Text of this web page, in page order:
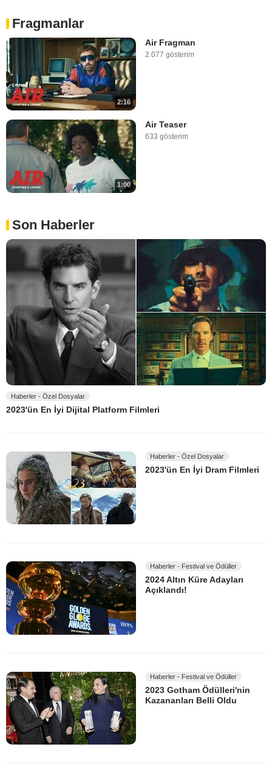
Fragmanlar
2:16
Air Fragman
2.077 gösterim
1:00
Air Teaser
633 gösterim
Son Haberler
Haberler - Özel Dosyalar
2023'ün En İyi Dijital Platform Filmleri
Haberler - Özel Dosyalar
2023'ün En İyi Dram Filmleri
Haberler - Festival ve Ödüller
2024 Altın Küre Adayları
Açıklandı!
Haberler - Festival ve Ödüller
2023 Gotham Ödülleri'nin
Kazananları Belli Oldu